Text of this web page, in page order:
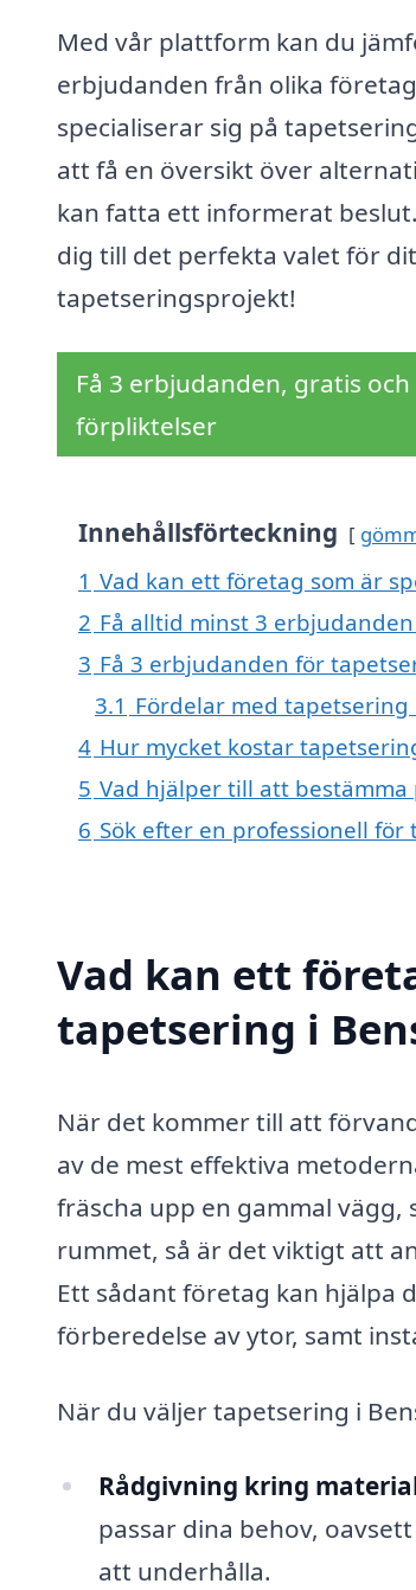
Med vår plattform kan du
erbjudanden från olika
specialiserar sig på
att få en översikt över
kan fatta ett informerat
dig till det perfekta valet för
tapetseringsprojekt!
Få 3 erbjudanden, gratis
förpliktelser
Innehållsförteckning
1 Vad kan ett företag som är
2 Få alltid minst 3
3 Få 3 erbjudanden för
3.1 Fördelar med tapetsering
4 Hur mycket kostar
5 Vad hjälper till att
6 Sök efter en professionell
Vad kan ett
tapetsering i
När det kommer till att
av de mest effektiva
fräscha upp en gammal vägg,
rummet, så är det viktigt att
Ett sådant företag kan hjälpa
förberedelse av ytor, samt
När du väljer tapetsering i
Rådgivning kring
passar dina behov,
att underhålla.